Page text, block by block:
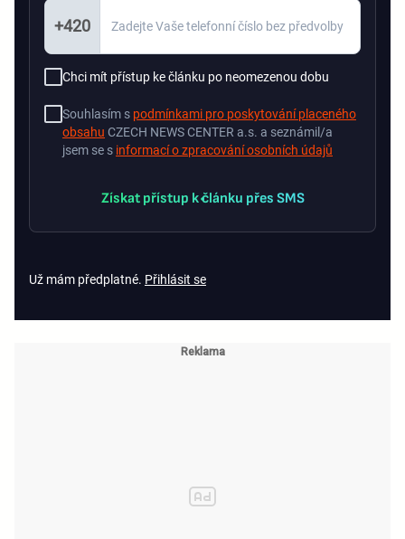
+420
Chci mít přístup ke článku po neomezenou dobu
Souhlasím s podmínkami pro poskytování placeného
obsahu CZECH NEWS CENTER a.s. a seznámil/a
jsem se s informací o zpracování osobních údajů
Získat přístup k článku přes SMS
Už mám předplatné. Přihlásit se